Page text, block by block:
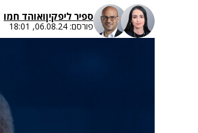
ספיר ליפקיןואוהד חמו
פורסם: 06.08.24, 18:01